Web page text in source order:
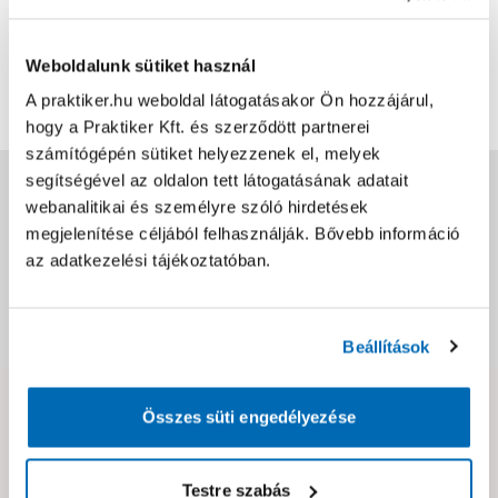
Weboldalunk sütiket használ
A praktiker.hu weboldal látogatásakor Ön hozzájárul,
hogy a Praktiker Kft. és szerződött partnerei
számítógépén sütiket helyezzenek el, melyek
segítségével az oldalon tett látogatásának adatait
webanalitikai és személyre szóló hirdetések
megjelenítése céljából felhasználják. Bővebb információ
az adatkezelési tájékoztatóban.
Beállítások
Összes süti engedélyezése
Testre szabás
Értékelés írása
Jótállás, szavatosság
Csomagolási és súly információk
Hibát találtál az oldalon vagy a termék leírásában?
Kérjük jelezd nekünk!